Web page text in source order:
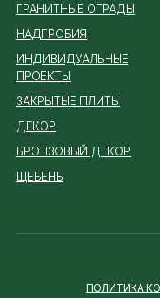
ГРАНИТНЫЕ ОГРАДЫ
НАДГРОБИЯ
ИНДИВИДУАЛЬНЫЕ
ПРОЕКТЫ
ЗАКРЫТЫЕ ПЛИТЫ
ДЕКОР
БРОНЗОВЫЙ ДЕКОР
ЩЕБЕНЬ
ПОЛИТИКА